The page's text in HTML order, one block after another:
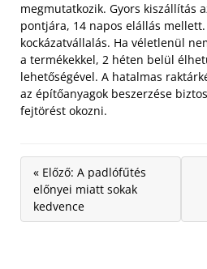
megmutatkozik. Gyors kiszállítás
pontjára, 14 napos elállás
kockázatvállalás. Ha véletlenül
a termékekkel, 2 héten belül
lehetőségével. A hatalmas
az építőanyagok beszerzése
fejtörést okozni.
« Előző: A padlófűtés
előnyei miatt sokak
kedvence